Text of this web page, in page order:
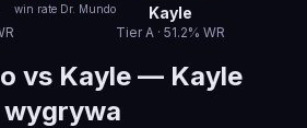
win rate Dr. Mundo Kayle
TierA· 51.2% WR
vs Kayle— Kayle
wygrywa